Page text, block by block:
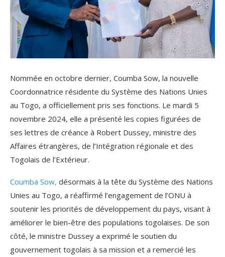
Nommée en octobre dernier, Coumba Sow, la nouvelle
Coordonnatrice résidente du Système des Nations Unies
au Togo, a officiellement pris ses fonctions. Le mardi 5
novembre 2024, elle a présenté les copies figurées de
ses lettres de créance à Robert Dussey, ministre des
Affaires étrangères, de l’Intégration régionale et des
Togolais de l’Extérieur.
Coumba Sow, désormais à la tête du Système des Nations
Unies au Togo, a réaffirmé l’engagement de l’ONU à
soutenir les priorités de développement du pays, visant à
améliorer le bien-être des populations togolaises. De son
côté, le ministre Dussey a exprimé le soutien du
gouvernement togolais à sa mission et a remercié les